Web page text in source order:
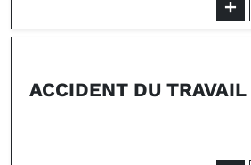
ACCIDENT DU TRAVAIL